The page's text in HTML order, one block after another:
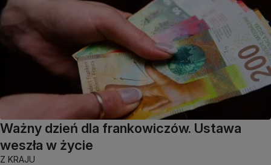
Ważny dzień dla frankowiczów. Ustawa
weszła w życie
Z KRAJU